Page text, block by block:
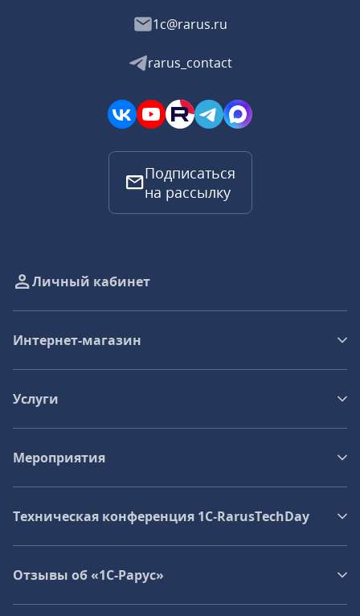
1c@rarus.ru
rarus_contact
Подписаться
на рассылку
Личный кабинет
Интернет-магазин
Услуги
Мероприятия
Техническая конференция 1C‑RarusTechDay
Отзывы об «1С-Рарус»